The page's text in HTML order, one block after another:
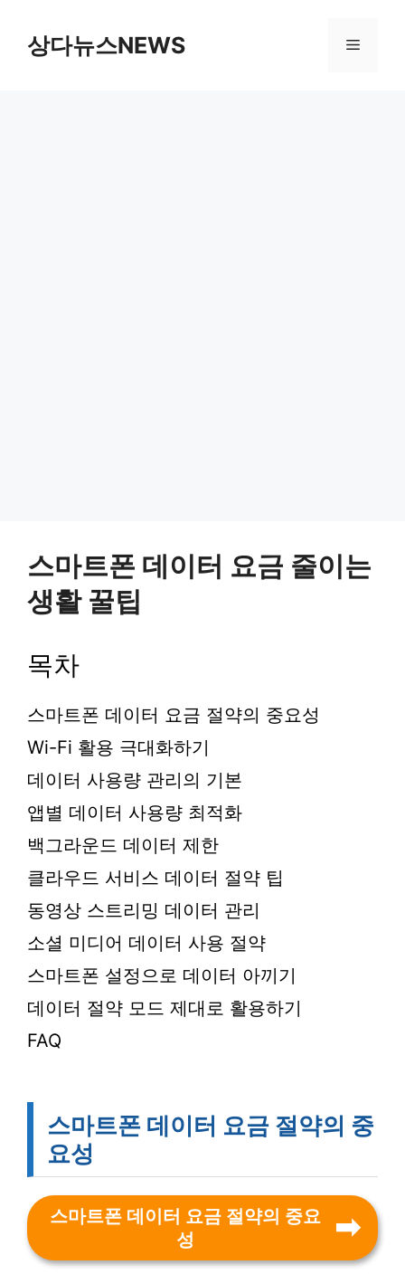
상다뉴스NEWS 메
스마트폰 데이터 요금 줄이는
생활 꿀팁
목차
스마트폰 데이터 요금 절약의 중요성
Wi-Fi 활용 극대화하기
데이터 사용량 관리의 기본
앱별 데이터 사용량 최적화
백그라운드 데이터 제한
클라우드 서비스 데이터 절약 팁
동영상 스트리밍 데이터 관리
소셜 미디어 데이터 사용 절약
스마트폰 설정으로 데이터 아끼기
데이터 절약 모드 제대로 활용하기
FAQ
스마트폰 데이터 요금 절약의 중
요성
스마트폰 데이터 요금 절약의 중요
성